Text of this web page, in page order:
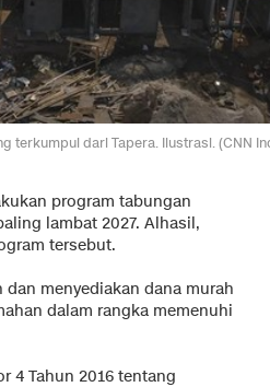
terkumpul dari Tapera. Ilustrasi. (CNN
program tabungan
lambat 2027. Alhasil,
tersebut.
menyediakan dana murah
dalam rangka memenuhi
4 Tahun 2016 tentang